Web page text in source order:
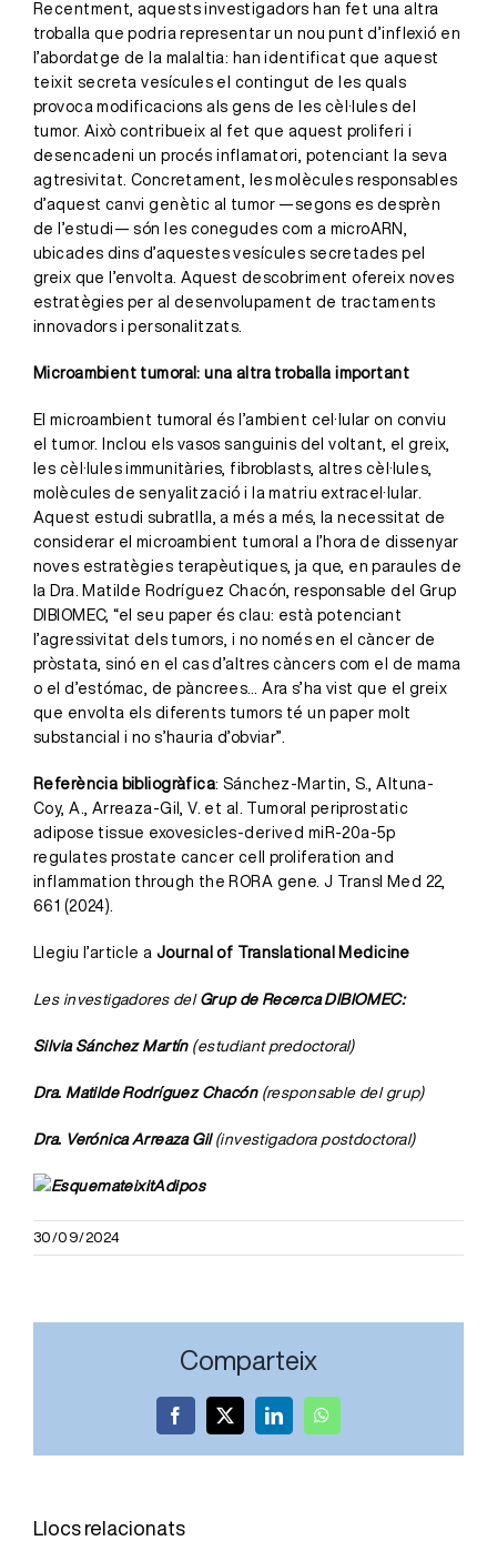
Recentment, aquests investigadors han fet una altra
troballa que podria representar un nou punt d’inflexió en
l’abordatge de la malaltia: han identificat que aquest
teixit secreta vesícules el contingut de les quals
provoca modificacions als gens de les cèl·lules del
tumor. Això contribueix al fet que aquest proliferi i
desencadeni un procés inflamatori, potenciant la seva
agtresivitat. Concretament, les molècules responsables
d’aquest canvi genètic al tumor —segons es desprèn
de l’estudi— són les conegudes com a microARN,
ubicades dins d’aquestes vesícules secretades pel
greix que l’envolta. Aquest descobriment ofereix noves
estratègies per al desenvolupament de tractaments
innovadors i personalitzats.
Microambient tumoral: una altra troballa important
El microambient tumoral és l’ambient cel·lular on conviu
el tumor. Inclou els vasos sanguinis del voltant, el greix,
les cèl·lules immunitàries, fibroblasts, altres cèl·lules,
molècules de senyalització i la matriu extracel·lular.
Aquest estudi subratlla, a més a més, la necessitat de
considerar el microambient tumoral a l’hora de dissenyar
noves estratègies terapèutiques, ja que, en paraules de
la Dra. Matilde Rodríguez Chacón, responsable del Grup
DIBIOMEC, “el seu paper és clau: està potenciant
l’agressivitat dels tumors, i no només en el càncer de
pròstata, sinó en el cas d’altres càncers com el de mama
o el d’estómac, de pàncrees… Ara s’ha vist que el greix
que envolta els diferents tumors té un paper molt
substancial i no s’hauria d’obviar”.
Referència bibliogràfica: Sánchez-Martin, S., Altuna-
Coy, A., Arreaza-Gil, V. et al. Tumoral periprostatic
adipose tissue exovesicles-derived miR-20a-5p
regulates prostate cancer cell proliferation and
inflammation through the RORA gene. J Transl Med 22,
661 (2024).
Llegiu l’article a Journal of Translational Medicine
Les investigadores del Grup de Recerca DIBIOMEC:
Silvia Sánchez Martín (estudiant predoctoral)
Dra. Matilde Rodríguez Chacón (responsable del grup)
Dra. Verónica Arreaza Gil (investigadora postdoctoral)
30/09/2024
Comparteix
Facebook
X LinkedInWhatsApp
Llocs relacionats
d’Oftalmologia
L’Hospital